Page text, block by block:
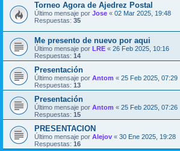
Torneo Agora de Ajedrez Postal
Último mensaje por Jose « 02 Mar 2025, 19:48
Respuestas: 35
Me presento de nuevo por aqui
Último mensaje por LRE « 26 Feb 2025, 10:16
Respuestas: 14
Presentación
Último mensaje por Antom « 25 Feb 2025, 07:29
Respuestas: 13
Presentación
Último mensaje por Antom « 25 Feb 2025, 07:26
Respuestas: 15
PRESENTACION
Último mensaje por Alejov « 30 Ene 2025, 19:28
Respuestas: 16